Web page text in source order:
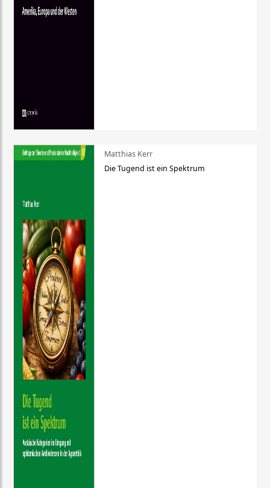
Matthias Kerr
Die Tugend ist ein Spektrum